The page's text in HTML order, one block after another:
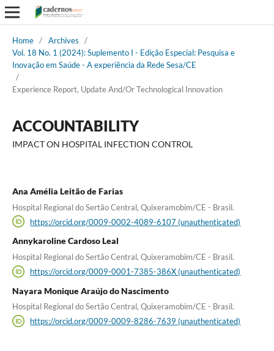
Home / Archives
/
Vol. 18 No. 1 (2024): Suplemento I - Edição Especial: Pesquisa e
Inovação em Saúde - A experiência da Rede Sesa/CE
/
Experience Report, Update And/Or Technological Innovation
ACCOUNTABILITY
IMPACT ON HOSPITAL INFECTION CONTROL
Ana Amélia Leitão de Farias
Hospital Regional do Sertão Central, Quixeramobim/CE - Brasil.
https://orcid.org/0009-0002-4089-6107 (unauthenticated)
Annykaroline Cardoso Leal
Hospital Regional do Sertão Central, Quixeramobim/CE - Brasil.
https://orcid.org/0009-0001-7385-386X (unauthenticated)
Nayara Monique Araújo do Nascimento
Hospital Regional do Sertão Central, Quixeramobim/CE - Brasil.
https://orcid.org/0009-0009-8286-7639 (unauthenticated)